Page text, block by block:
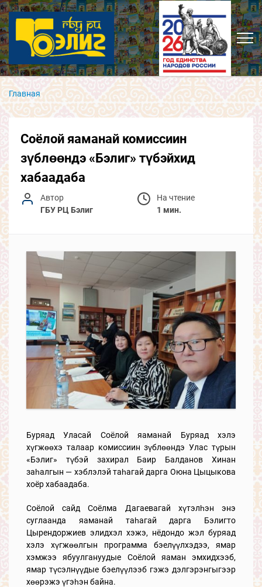
Главная
Соёлой яаманай комиссиин
зүблөөндэ «Бэлиг» түбэйхид
хабаадаба
Автор
ГБУ РЦ Бэлиг
На чтение
1 мин.
Буряад Уласай Соёлой яаманай Буряад хэлэ
хүгжөөхэ талаар комиссиин зүблөөндэ Улас түрын
«Бэлиг» түбэй захирал Баир Балданов Хинан
заһалгын — хэблэлэй таһагай дарга Оюна Цыцыкова
хоёр хабаадаба.
Соёлой сайд Соёлма Дагаевагай хүтэлһэн энэ
суглаанда яаманай таһагай дарга Бэлигто
Цырендоржиев элидхэл хэжэ, нёдондо жэл буряад
хэлэ хүгжөөлгын программа бэелүүлхэдээ, ямар
хэмжээ ябуулгануудые Соёлой яаман эмхидхээб,
ямар түсэлнүүдые бэелүүлээб гэжэ дэлгэрэнгыгээр
хөөрэжэ үгэһэн байна.